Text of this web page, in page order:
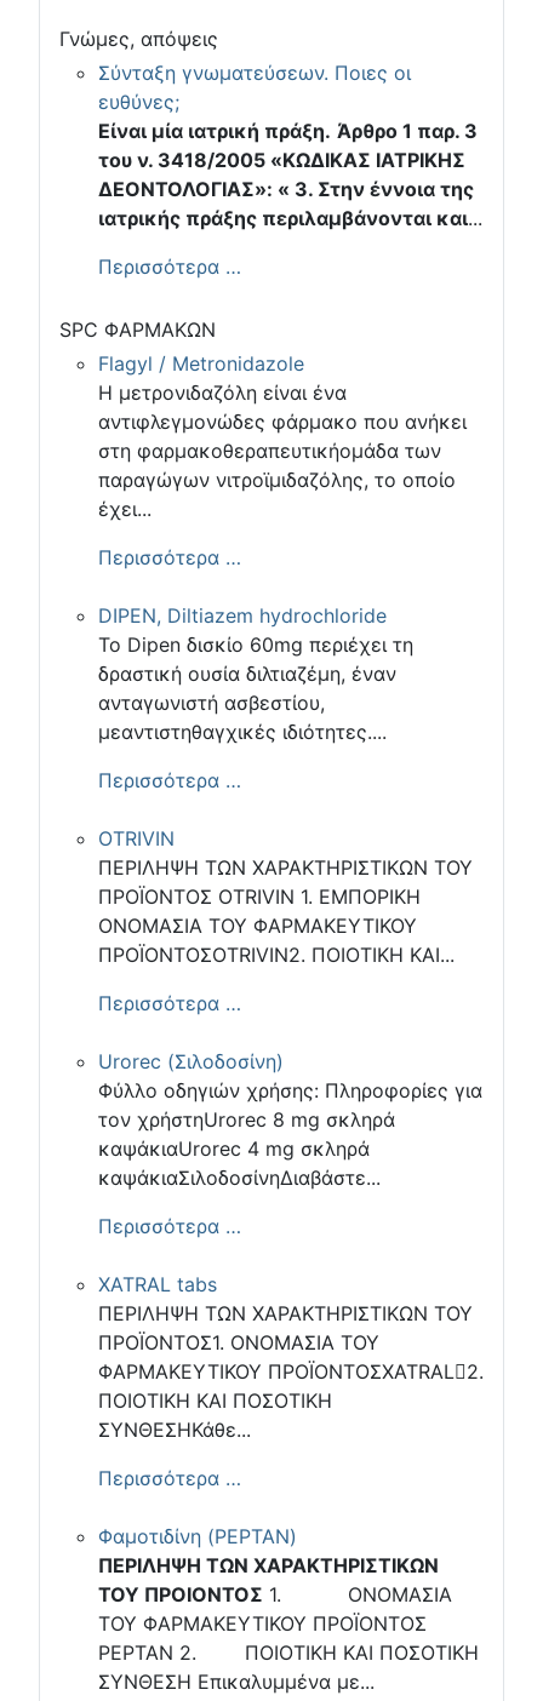
Γνώμες, απόψεις
Σύνταξη γνωματεύσεων. Ποιες οι
ευθύνες;
Είναι μία ιατρική πράξη. Άρθρο 1 παρ. 3
του ν. 3418/2005 «ΚΩΔΙΚΑΣ ΙΑΤΡΙΚΗΣ
ΔΕΟΝΤΟΛΟΓΙΑΣ»: « 3. Στην έννοια της
ιατρικής πράξης περιλαμβάνονται και...
Περισσότερα …
SPC ΦΑΡΜΑΚΩΝ
Flagyl / Metronidazole
Η μετρονιδαζόλη είναι ένα
αντιφλεγμονώδες φάρμακο που ανήκει
στη φαρμακοθεραπευτικήομάδα των
παραγώγων νιτροϊμιδαζόλης, το οποίο
έχει...
Περισσότερα …
DIPEN, Diltiazem hydrochloride
Το Dipen δισκίο 60mg περιέχει τη
δραστική ουσία διλτιαζέμη, έναν
ανταγωνιστή ασβεστίου,
μεαντιστηθαγχικές ιδιότητες....
Περισσότερα …
OTRIVIN
ΠΕΡΙΛΗΨΗ ΤΩΝ ΧΑΡΑΚΤΗΡΙΣΤΙΚΩΝ ΤΟΥ
ΠΡΟΪΟΝΤΟΣ OTRIVIN 1. ΕΜΠΟΡΙΚΗ
ΟΝΟΜΑΣΙΑ ΤΟΥ ΦΑΡΜΑΚΕΥΤΙΚΟΥ
ΠΡΟΪΟΝΤΟΣOTRIVIN2. ΠΟΙΟΤΙΚΗ ΚΑΙ...
Περισσότερα …
Urorec (Σιλοδοσίνη)
Φύλλο οδηγιών χρήσης: Πληροφορίες για
τον χρήστηUrorec 8 mg σκληρά
καψάκιαUrorec 4 mg σκληρά
καψάκιαΣιλοδοσίνηΔιαβάστε...
Περισσότερα …
XATRAL tabs
ΠΕΡΙΛΗΨΗ ΤΩΝ ΧΑΡΑΚΤΗΡΙΣΤΙΚΩΝ ΤΟΥ
ΠΡΟΪΟΝΤΟΣ1. ΟΝΟΜΑΣΙΑ ΤΟΥ
ΦΑΡΜΑΚΕΥΤΙΚΟΥ ΠΡΟΪΟΝΤΟΣXATRAL2.
ΠΟΙΟΤΙΚΗ ΚΑΙ ΠΟΣΟΤΙΚΗ
ΣΥΝΘΕΣΗΚάθε...
Περισσότερα …
Φαμοτιδίνη (PEPTAN)
ΠΕΡΙΛΗΨΗ ΤΩΝ ΧΑΡΑΚΤΗΡΙΣΤΙΚΩΝ
ΤΟΥ ΠΡΟΙΟΝΤΟΣ 1. ΟΝΟΜΑΣΙΑ
ΤΟΥ ΦΑΡΜΑΚΕΥΤΙΚΟΥ ΠΡΟΪΟΝΤΟΣ
PEPTAN 2. ΠΟΙΟΤΙΚΗ ΚΑΙ ΠΟΣΟΤΙΚΗ
ΣΥΝΘΕΣΗ Επικαλυμμένα με...